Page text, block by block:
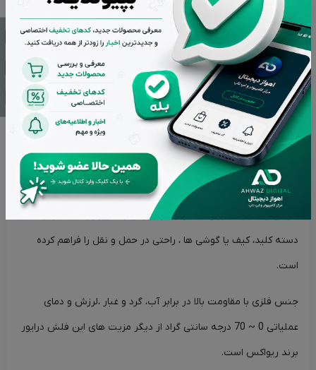
توضیحات ویژگی های محصول نقد و بررسی‌ها (0)
فلش مموری ریووکس مدل M-03 ظرفیت 32 گیگابایت
فلش 32 گیگ Reewox مدل M-03 با رابط USB2.0 زیر مجموعه برند
لوتوس در ایران با ظاهری زیبا و رنگ طلایی ، جهت ذخیره سازی و
انتقال اطلاعات، دیتا ها، فیلم، بازی، موسیقی و نرم افزار ها … دارد.
طراحی یک جایگاه برای اتصال به زنجیره یا بندآویز،جهت نصب به
دسته کلید، کیف یا گوشی ها ، راحتی در حمل و نقل را فراهم کرده
است.
جنس فلزی با مقاومت بالا در برابر آب، گرد و غبار ،لرزش و دمای
عملیاتی 0 ~ 70 درجه سانتی گراد از دیگر مزیت های این فلش درایور
برند ریواکس است.